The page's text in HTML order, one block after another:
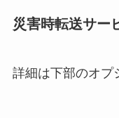
災害時転送サー
詳細は下部のオプ